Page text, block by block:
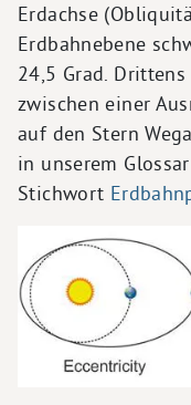
Erdachse
Erdbahnebene
24,5 Grad.
zwischen einer
auf den Stern
in unserem
Stichwort